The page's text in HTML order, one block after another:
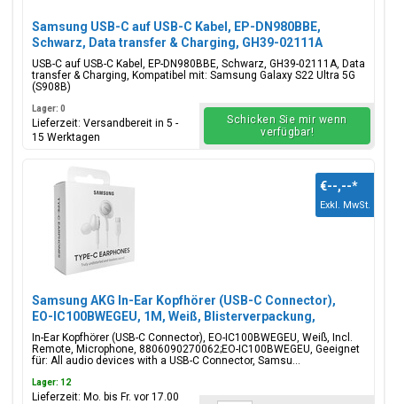
Samsung USB-C auf USB-C Kabel, EP-DN980BBE,
Schwarz, Data transfer & Charging, GH39-02111A
USB-C auf USB-C Kabel, EP-DN980BBE, Schwarz, GH39-02111A, Data
transfer & Charging, Kompatibel mit: Samsung Galaxy S22 Ultra 5G
(S908B)
Lager: 0
Lieferzeit: Versandbereit in 5 -
15 Werktagen
Schicken Sie mir wenn
verfügbar!
Samsung AKG In-Ear Kopfhörer (USB-C Connector),
EO-IC100BWEGEU, 1M, Weiß, Blisterverpackung,
8806090270062;EO-IC100BWEGEU
In-Ear Kopfhörer (USB-C Connector), EO-IC100BWEGEU, Weiß, Incl.
Remote, Microphone, 8806090270062;EO-IC100BWEGEU, Geeignet
für: All audio devices with a USB-C Connector, Samsu...
€--,--*
Exkl. MwSt.
Lager: 12
Lieferzeit: Mo. bis Fr. vor 17.00